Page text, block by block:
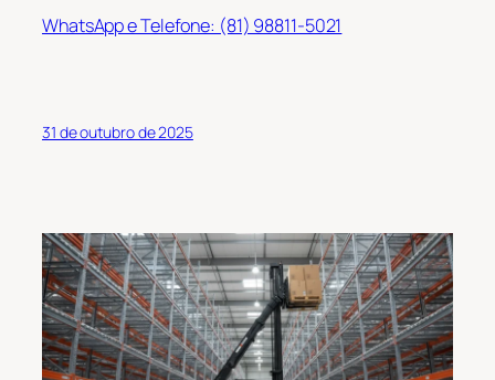
WhatsApp e Telefone: (81) 98811-5021
31 de outubro de 2025